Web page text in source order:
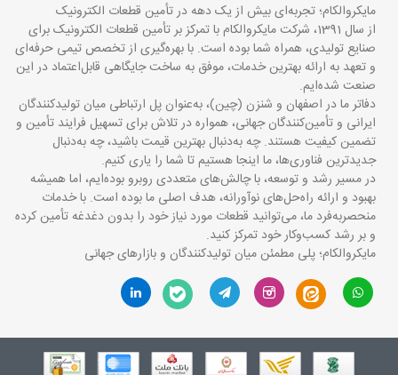
مایکروالکام؛ تجربه‌ای بیش از یک دهه در تأمین قطعات الکترونیک
از سال 1391، شرکت مایکروالکام با تمرکز بر تأمین قطعات الکترونیک برای
صنایع تولیدی، همراه شما بوده است. با بهره‌گیری از تخصص تیمی حرفه‌ای
و تعهد به ارائه بهترین خدمات، موفق به ساخت جایگاهی قابل‌اعتماد در این
صنعت شده‌ایم.
دفاتر ما در اصفهان و شنزن (چین)، به‌عنوان پل ارتباطی میان تولیدکنندگان
ایرانی و تأمین‌کنندگان جهانی، همواره در تلاش برای تسهیل فرایند تأمین و
تضمین کیفیت هستند. چه به‌دنبال بهترین قیمت باشید، چه به‌دنبال
جدیدترین فناوری‌ها، ما اینجا هستیم تا شما را یاری کنیم.
در مسیر رشد و توسعه، با چالش‌های متعددی روبرو بوده‌ایم، اما همیشه
بهبود و ارائه راه‌حل‌های نوآورانه، هدف اصلی ما بوده است. با خدمات
منحصربه‌فرد ما، می‌توانید قطعات مورد نیاز خود را بدون دغدغه تأمین کرده
و بر رشد کسب‌وکار خود تمرکز کنید.
مایکروالکام؛ پلی مطمئن میان تولیدکنندگان و بازارهای جهانی